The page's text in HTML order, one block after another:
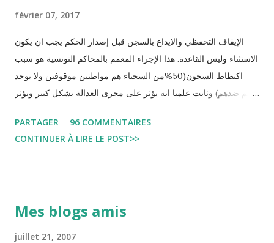
février 07, 2017
الإيقاف التحفظي والايداع بالسجن قبل إصدار الحكم يجب ان يكون
الاستثناء وليس القاعدة. هذا الإجراء المعمم بالمحاكم التونسية هو سبب
اكتظاظ السجون(50%من السجناء هم مواطنين موقوفين ولا يوجد
حكم ضدهم) وثابت علميا انه يؤثر على مجرى العدالة بشكل كبير ويؤثر
التي قضاها تحفظيا . هذه الممارسات تسبب كوارث اجتماعية واقتصادية
و تجعل المواطن يحقد على المنظومة القضائية و يحس بالظلم و القهر
regard des Lignes directrices Luanda"
PARTAGER
96 COMMENTAIRES
CONTINUER À LIRE LE POST>>
Mes blogs amis
juillet 21, 2007